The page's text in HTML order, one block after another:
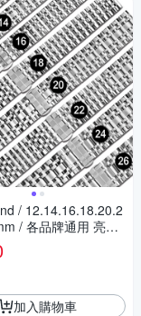
/ 12.14.16.18.20.2
/ 各品牌通用 亮光
雙壓扣 不鏽鋼錶帶-
加入購物車